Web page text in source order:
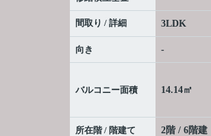
間取り / 詳細 3LDK
向き -
バルコニー面積 14.14㎡
所在階 / 階建て 2階 / 6階建